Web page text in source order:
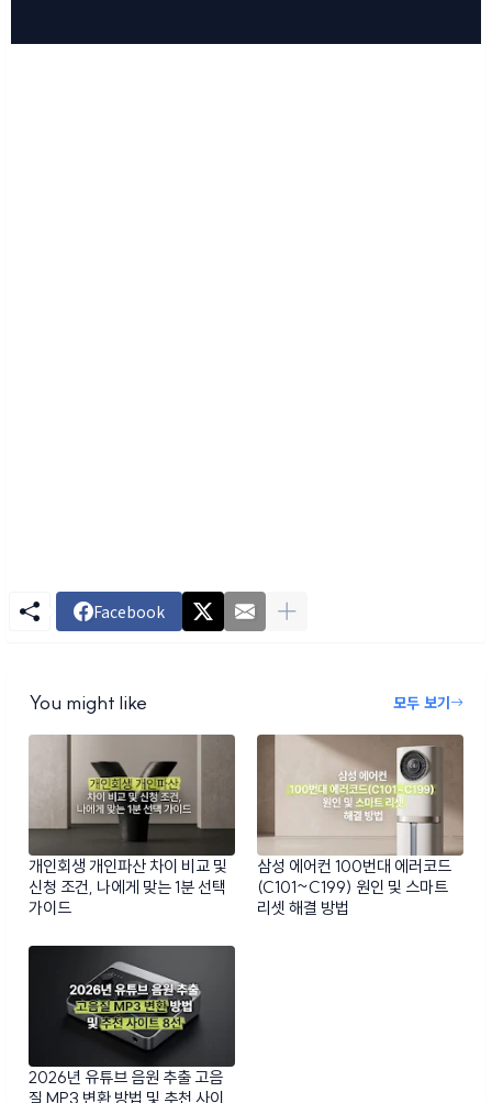
Facebook
You might like 모두 보기
개인회생 개인파산 차이 비교 및
신청 조건, 나에게 맞는 1분 선택
가이드
삼성 에어컨 100번대 에러코드
(C101~C199) 원인 및 스마트
리셋 해결 방법
2026년 유튜브 음원 추출 고음
질 MP3 변환 방법 및 추천 사이